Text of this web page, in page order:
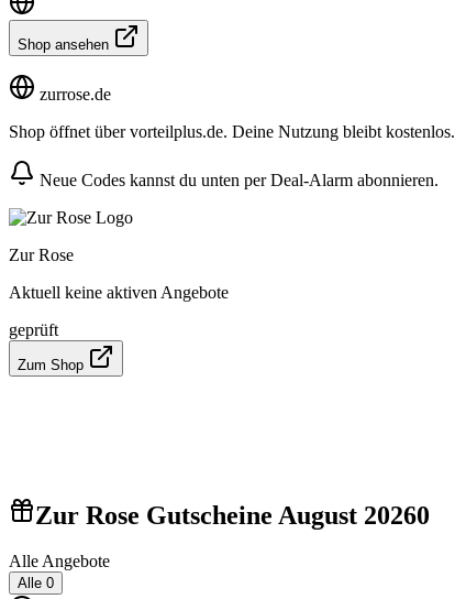
Shop ansehen
zurrose.de
Shop öffnet über vorteilplus.de. Deine Nutzung bleibt kostenlos.
Neue Codes kannst du unten per Deal-Alarm abonnieren.
Zur Rose
Aktuell keine aktiven Angebote
geprüft
Zum Shop
Zur Rose Gutscheine August 20260
Alle Angebote
Alle 0